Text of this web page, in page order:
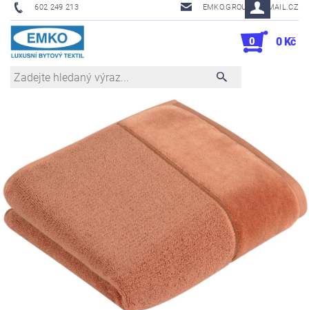
602 249 213 EMKO.GROUSL@EMAIL.CZ
0 0 Kč